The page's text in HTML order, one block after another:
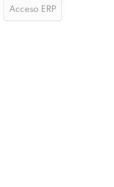
Acceso ERP